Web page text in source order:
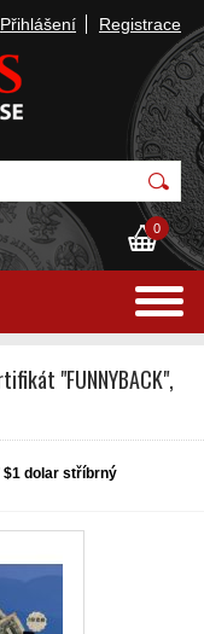
Přihlášení Registrace
0
"FUNNYBACK",
dolar stříbrný